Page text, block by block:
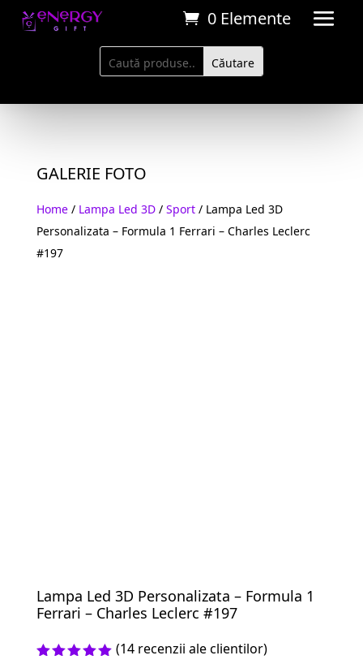
0 Elemente
GALERIE FOTO
Home/ Lampa Led 3D/ Sport/ Lampa Led 3D
Personalizata – Formula 1 Ferrari – Charles Leclerc
#197
Lampa Led 3D Personalizata – Formula 1
Ferrari – Charles Leclerc #197
(14 recenzii ale clientilor)